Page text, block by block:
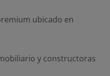
ubicado en
y constructoras